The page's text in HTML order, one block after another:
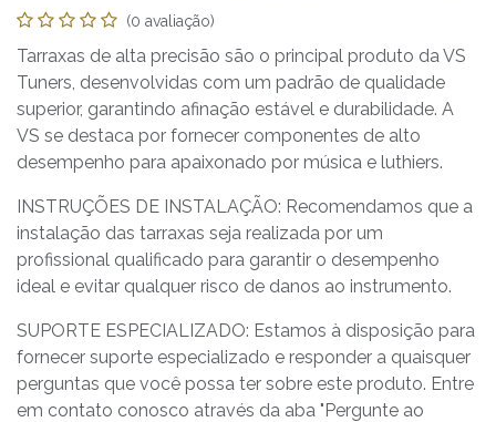
(0 avaliação)
Tarraxas de alta precisão são o principal produto da VS
Tuners, desenvolvidas com um padrão de qualidade
superior, garantindo afinação estável e durabilidade. A
VS se destaca por fornecer componentes de alto
desempenho para apaixonado por música e luthiers.
INSTRUÇÕES DE INSTALAÇÃO: Recomendamos que a
instalação das tarraxas seja realizada por um
profissional qualificado para garantir o desempenho
ideal e evitar qualquer risco de danos ao instrumento.
SUPORTE ESPECIALIZADO: Estamos à disposição para
fornecer suporte especializado e responder a quaisquer
perguntas que você possa ter sobre este produto. Entre
em contato conosco através da aba "Pergunte ao